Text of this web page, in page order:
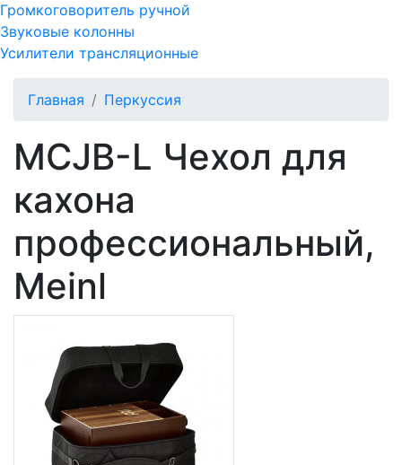
Громкоговоритель ручной
Звуковые колонны
Усилители трансляционные
Главная Перкуссия
MCJB-L Чехол для
кахона
профессиональный,
Meinl